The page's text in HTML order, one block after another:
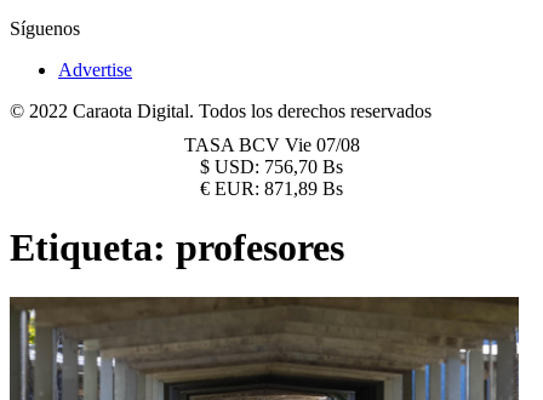
Síguenos
Advertise
© 2022 Caraota Digital. Todos los derechos reservados
TASA BCV Vie 07/08
$ USD: 756,70 Bs
€ EUR: 871,89 Bs
Etiqueta: profesores